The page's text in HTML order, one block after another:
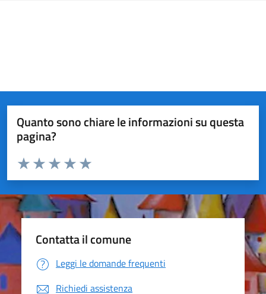
Quanto sono chiare le informazioni su questa
pagina?
Valuta da 1 a 5 stelle la pagina
Valuta 5 stelle su 5
Valuta 4 stelle su 5
Valuta 3 stelle su 5
Valuta 2 stelle su 5
Valuta 1 stelle su 5
Contatta il comune
Leggi le domande frequenti
Richiedi assistenza